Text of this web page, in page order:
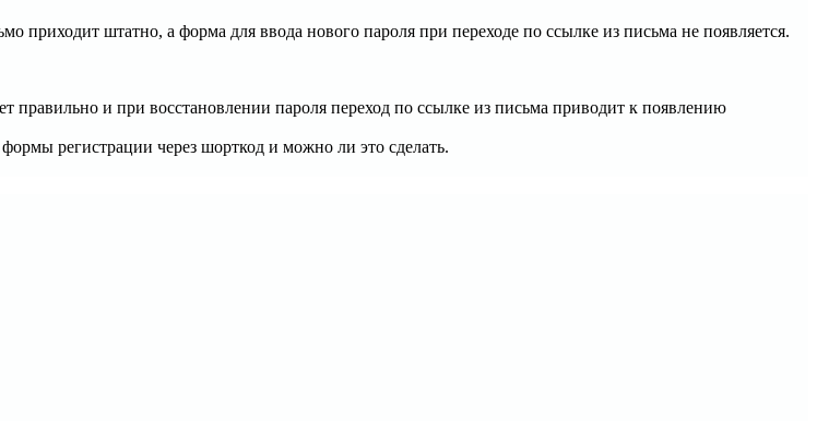
штатно, а форма для ввода нового пароля при переходе по ссылке из письма не появляется.
и при восстановлении пароля переход по ссылке из письма приводит к появлению
регистрации через шорткод и можно ли это сделать.